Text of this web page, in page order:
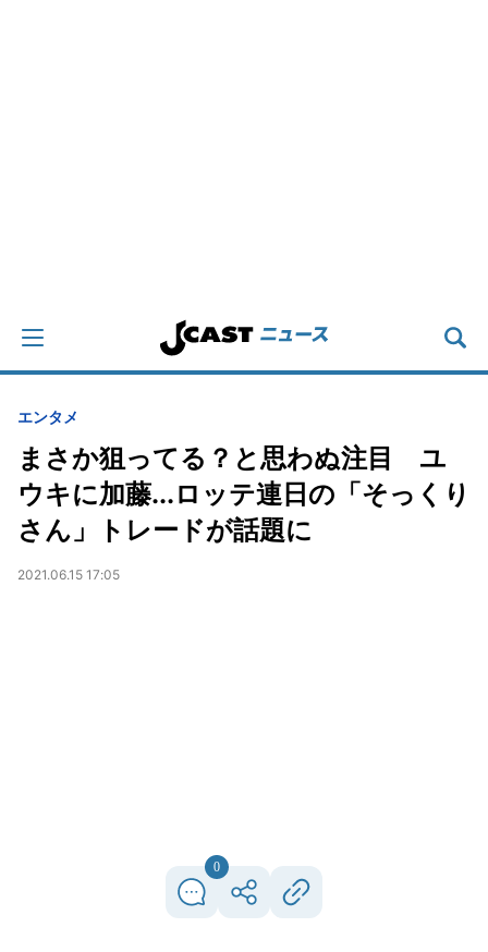
エンタメ
まさか狙ってる？と思わぬ注目 ユ
ウキに加藤...ロッテ連日の「そっくり
さん」トレードが話題に
2021.06.15 17:05
0